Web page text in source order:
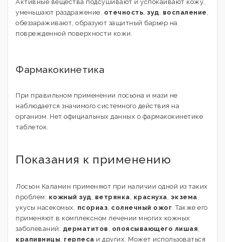
Активные вещества подсушивают и успокаивают кожу,
уменьшают раздражение, отечность зуд воспаление
обеззараживают, образуют защитный барьер на
поврежденной поверхности кожи.
Фармакокинетика
При правильном применении лосьона и мази не
наблюдается значимого системного действия на
организм. Нет официальных данных о фармакокинетике
таблеток.
Показания к применению
Лосьон Каламин применяют при наличии одной из таких
проблем: кожный зуд ветрянка краснуха экзема
укусы насекомых, псориаз солнечный ожог . Также его
применяют в комплексном лечении многих кожных
заболеваний: дерматитов опоясывающего лишая
крапивницы герпеса и других. Может использоваться